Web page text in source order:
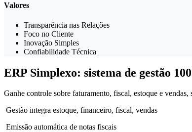
Valores
Transparência nas Relações
Foco no Cliente
Inovação Simples
Confiabilidade Técnica
ERP Simplexo: sistema de gestão
Ganhe controle sobre faturamento, fiscal, estoque e
Gestão integra estoque, financeiro, fiscal, vendas
Emissão automática de notas fiscais